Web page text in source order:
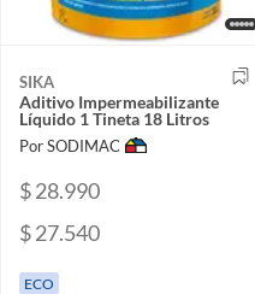
SIKA
Aditivo Impermeabilizante
Líquido 1 Tineta 18 Litros
Por SODIMAC
$ 28.990
$ 27.540
ECO